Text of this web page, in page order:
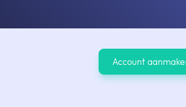
Account